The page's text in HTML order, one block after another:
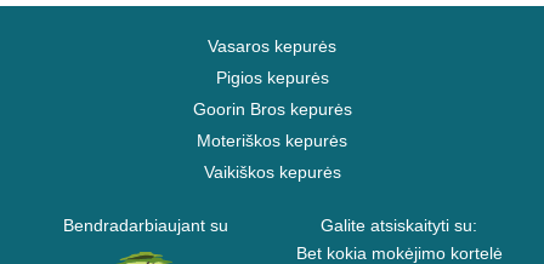
Vasaros kepurės
Pigios kepurės
Goorin Bros kepurės
Moteriškos kepurės
Vaikiškos kepurės
Bendradarbiaujant su
Galite atsiskaityti su:
Bet kokia mokėjimo kortelė